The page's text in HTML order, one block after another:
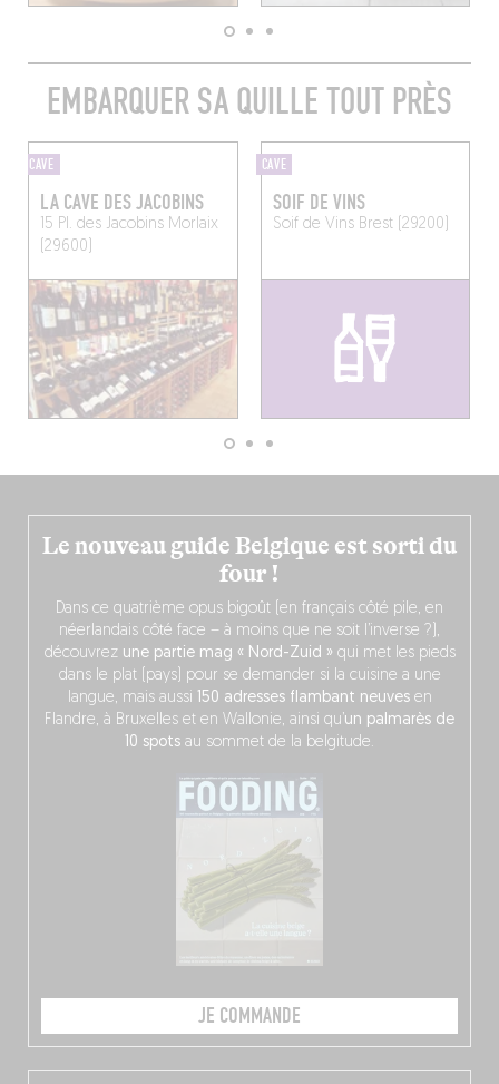
EMBARQUER SA QUILLE TOUT PRÈS
CAVE
LA CAVE DES JACOBINS
15 Pl. des JacobinsMorlaix
(29600)
CAVE
SOIF DE VINS
Soif de VinsBrest (29200)
Le nouveau guide Belgique est sorti du
four !
Dans ce quatrième opus bigoût (en français côté pile, en
néerlandais côté face – à moins que ne soit l’inverse ?),
découvrez une partie mag « Nord-Zuid » qui met les pieds
dans le plat (pays) pour se demander si la cuisine a une
langue, mais aussi 150 adresses flambant neuvesen
Flandre, à Bruxelles et en Wallonie, ainsi qu’un palmarès de
10 spots au sommet de la belgitude.
JE COMMANDE